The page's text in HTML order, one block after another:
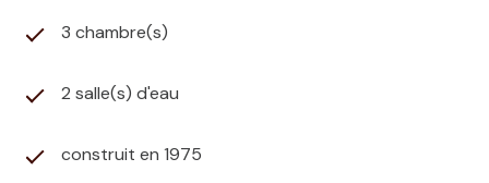
3 chambre(s)
2 salle(s) d'eau
construit en 1975